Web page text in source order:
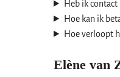
Heb ik contact
Hoe kan ik
Hoe verloopt
Elène van